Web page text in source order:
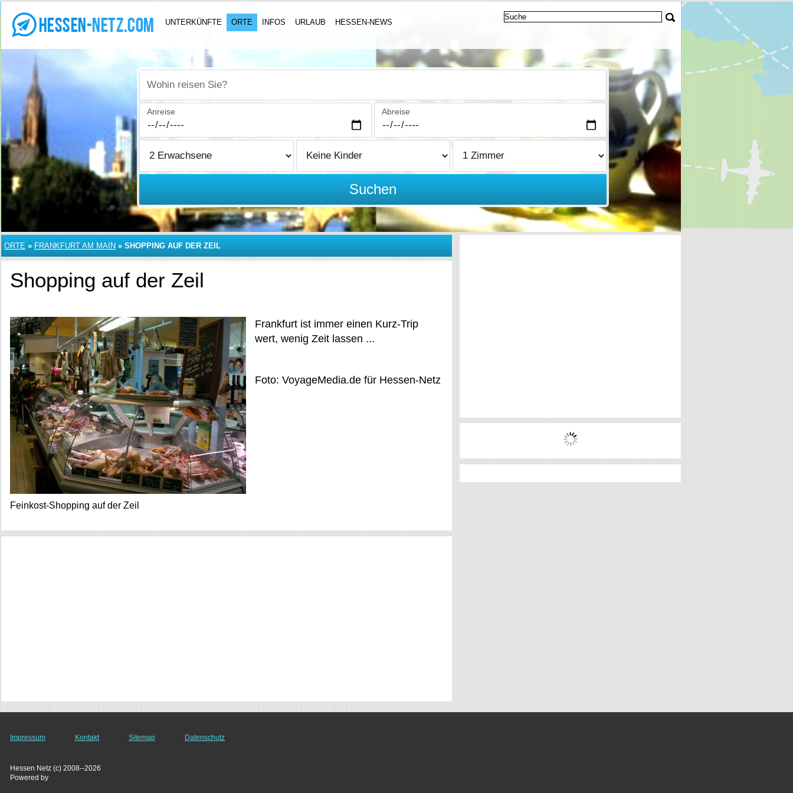
UNTERKÜNFTE ORTE INFOS URLAUB HESSEN-NEWS
Wohin reisen Sie?
Anreise Abreise
Suchen
ORTE » FRANKFURT AM MAIN » SHOPPING AUF DER ZEIL
Shopping auf der Zeil
Feinkost-Shopping auf der Zeil
Frankfurt ist immer einen Kurz-Trip
wert, wenig Zeit lassen ...
Foto: VoyageMedia.de für Hessen-Netz
Impressum Kontakt Sitemap Datenschutz
Hessen Netz (c) 2008--2026
Powered by